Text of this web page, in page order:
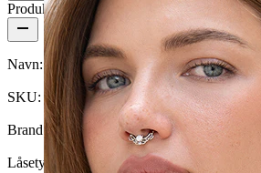
Produktdetaljer
Navn:Fake ring
SKU:Fake-33
Brand:Bodymod Moments
Låsetype: Clip-on